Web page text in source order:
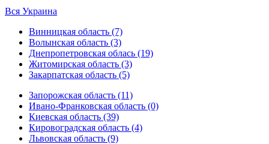
Вся Украина
Винницкая область (7)
Волынская область (3)
Днепропетровская облась (19)
Житомирская область (3)
Закарпатская область (5)
Запорожская область (11)
Ивано-Франковская область (0)
Киевская область (39)
Кировоградская область (4)
Львовская область (9)